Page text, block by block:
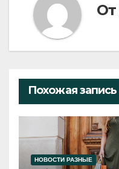
От
Похожая запись
НОВОСТИ РАЗНЫЕ